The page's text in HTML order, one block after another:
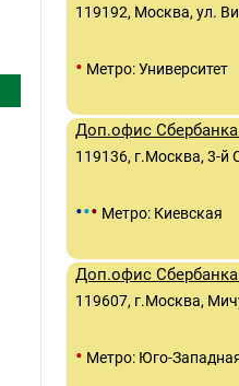
119192, Москва, ул.
• Метро: Университет
Доп.офис
119136, г.Москва, 3-й
••• Метро: Киевская
Доп.офис
119607, г.Москва,
• Метро: Юго-